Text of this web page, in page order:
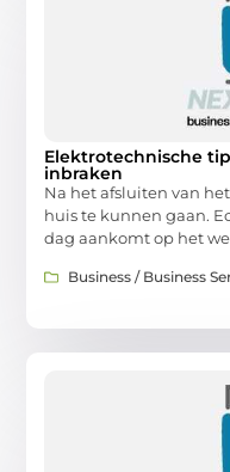
Elektrotechnische
inbraken
Na het afsluiten van
huis te kunnen gaan.
dag aankomt op het
Business / Business